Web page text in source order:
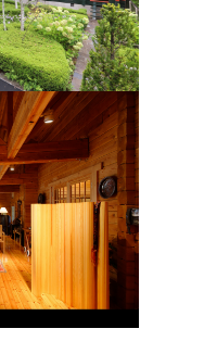
心と暮らしを豊かにする